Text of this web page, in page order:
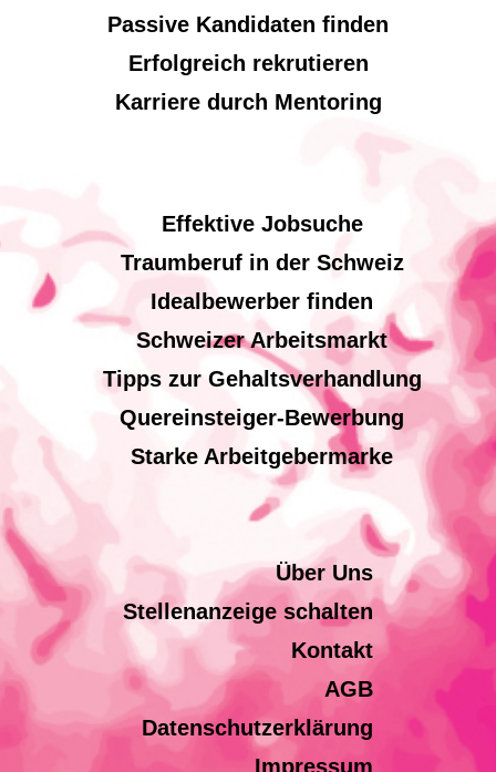
Passive Kandidaten finden
Erfolgreich rekrutieren
Karriere durch Mentoring
Effektive Jobsuche
Traumberuf in der Schweiz
Idealbewerber finden
Schweizer Arbeitsmarkt
Tipps zur Gehaltsverhandlung
Quereinsteiger-Bewerbung
Starke Arbeitgebermarke
Über Uns
Stellenanzeige schalten
Kontakt
AGB
Datenschutzerklärung
Impressum